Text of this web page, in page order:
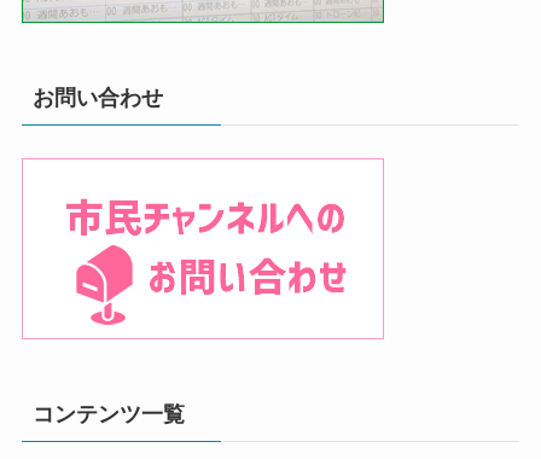
お問い合わせ
コンテンツ一覧